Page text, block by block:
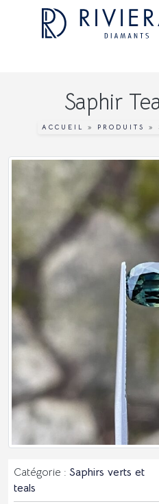
Saphir
ACCUEIL » PRODUITS »
Catégorie : Saphirs verts et
teals